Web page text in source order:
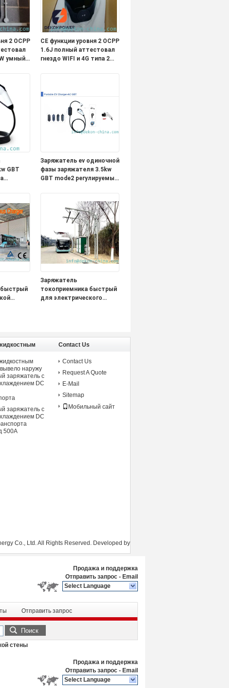
2 OCPP
умный
CE функции уровня 2 OCPP
1.6J полный аттестовал
гнездо WIFI и 4G типа 2
GBT
для
Заряжатель ev одиночной
фазы заряжателя 3.5kw
GBT mode2 регулируемый
электротранспорта
быстрый
Заряжатель
токоприемника быстрый
для электрического
наружу
заряжатель с
DC
заряжатель с
DC
500A
Contact Us
Contact Us
Request A Quote
E-Mail
Sitemap
Мобильный сайт
Co., Ltd. All Rights Reserved. Developed by
Продажа и поддержка
Отправить запрос - Email
Select Language
Отправить запрос
Поиск
стены
Продажа и поддержка
Отправить запрос - Email
Select Language